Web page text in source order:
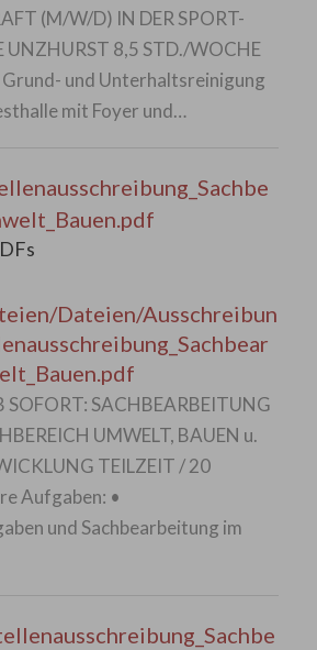
(M/W/D) IN DER SPORT-
UNZHURST 8,5 STD./WOCHE
und Unterhaltsreinigung
mit Foyer und…
Dateien/Ausschreibun
SOFORT: SACHBEARBEITUNG
UMWELT, BAUEN u.
TEILZEIT / 20
Aufgaben: •
und Sachbearbeitung im